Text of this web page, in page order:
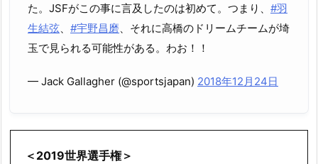
た。JSFがこの事に言及したのは初めて。つまり、 #羽
生結弦、 #宇野昌磨、それに高橋のドリームチームが埼
玉で見られる可能性がある。わお！！
— Jack Gallagher (@sportsjapan) 2018年12月24日
＜2019世界選手権＞